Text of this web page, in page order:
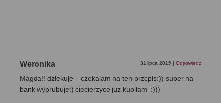
Weronika 31 lipca 2015 | Odpowiedz
Magda!! dziekuje – czekalam na ten przepis:)) super na
bank wyprubuje:) ciecierzyce juz kupilam_:)))